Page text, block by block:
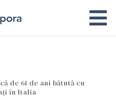
de 61 de ani bătută cu
în Italia